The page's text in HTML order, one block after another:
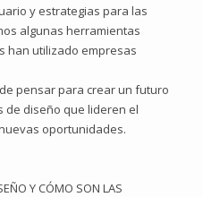
y estrategias para las
algunas herramientas
han utilizado empresas
pensar para crear un futuro
de diseño que lideren el
oportunidades.
Y CÓMO SON LAS